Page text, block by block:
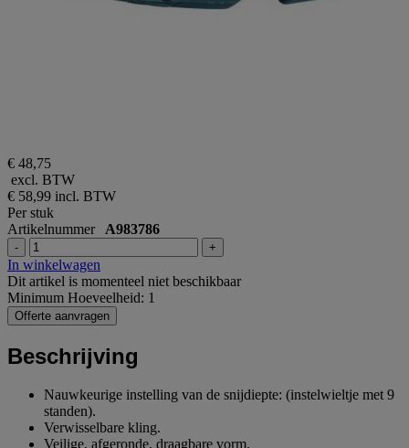
€ 48,75
excl. BTW
€ 58,99 incl. BTW
Per stuk
Artikelnummer A983786
- +
In winkelwagen
Dit artikel is momenteel niet beschikbaar
Minimum Hoeveelheid: 1
Offerte aanvragen
Beschrijving
Nauwkeurige instelling van de snijdiepte: (instelwieltje met 9
standen).
Verwisselbare kling.
Veilige, afgeronde, draagbare vorm.